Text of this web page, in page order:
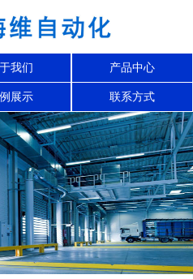
我们 产品中心
展示 联系方式